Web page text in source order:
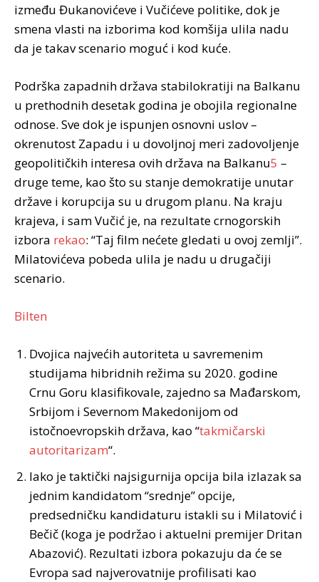
između Đukanovićeve i Vučićeve politike, dok je
smena vlasti na izborima kod komšija ulila nadu
da je takav scenario moguć i kod kuće.
Podrška zapadnih država stabilokratiji na Balkanu
u prethodnih desetak godina je obojila regionalne
odnose. Sve dok je ispunjen osnovni uslov –
okrenutost Zapadu i u dovoljnoj meri zadovoljenje
geopolitičkih interesa ovih država na Balkanu5 –
druge teme, kao što su stanje demokratije unutar
države i korupcija su u drugom planu. Na kraju
krajeva, i sam Vučić je, na rezultate crnogorskih
izbora rekao: “Taj film nećete gledati u ovoj zemlji”.
Milatovićeva pobeda ulila je nadu u drugačiji
scenario.
Bilten
Dvojica najvećih autoriteta u savremenim
studijama hibridnih režima su 2020. godine
Crnu Goru klasifikovale, zajedno sa Mađarskom,
Srbijom i Severnom Makedonijom od
istočnoevropskih država, kao “takmičarski
autoritarizam“.
Iako je taktički najsigurnija opcija bila izlazak sa
jednim kandidatom “srednje” opcije,
predsedničku kandidaturu istakli su i Milatović i
Bečič (koga je podržao i aktuelni premijer Dritan
Abazović). Rezultati izbora pokazuju da će se
Evropa sad najverovatnije profilisati kao